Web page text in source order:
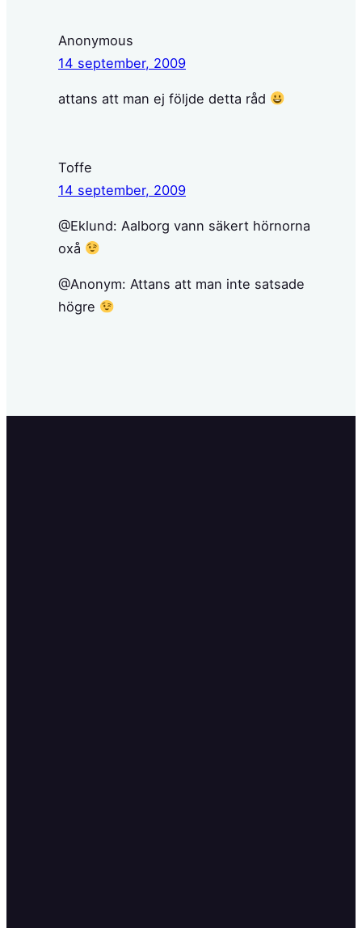
Anonymous
14 september, 2009
attans att man ej följde detta råd
Toffe
14 september, 2009
@Eklund: Aalborg vann säkert hörnorna
oxå
@Anonym: Attans att man inte satsade
högre